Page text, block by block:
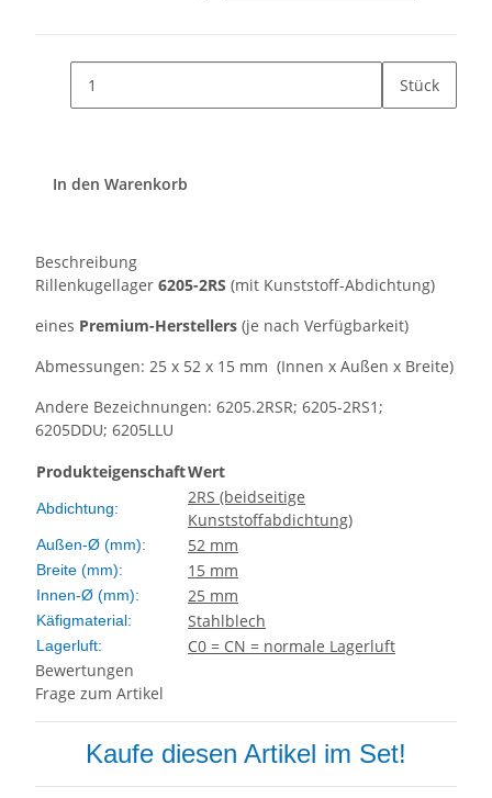
Stück
In den Warenkorb
Beschreibung
Rillenkugellager 6205-2RS (mit Kunststoff-Abdichtung)
eines Premium-Herstellers (je nach Verfügbarkeit)
Abmessungen: 25 x 52 x 15 mm (Innen x Außen x Breite)
Andere Bezeichnungen: 6205.2RSR; 6205-2RS1;
6205DDU; 6205LLU
ProdukteigenschaftWert
Abdichtung:
2RS (beidseitige
Kunststoffabdichtung)
Außen-Ø (mm): 52 mm
Breite (mm): 15 mm
Innen-Ø (mm): 25 mm
Käfigmaterial: Stahlblech
Lagerluft:
C0 = CN = normale Lagerluft
Bewertungen
Frage zum Artikel
Kaufe diesen Artikel im Set!